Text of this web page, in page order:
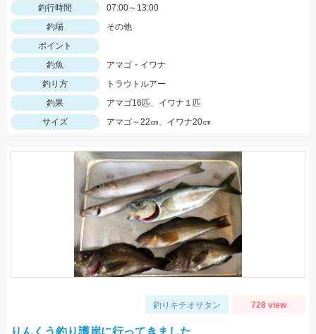
釣行時間
07:00～13:00
釣場
その他
ポイント
釣魚
アマゴ・イワナ
釣り方
トラウトルアー
釣果
アマゴ16匹、イワナ１匹
サイズ
アマゴ～22㎝、イワナ20㎝
釣りキチオサタン 728 view
りんくう釣り護岸に行ってきました